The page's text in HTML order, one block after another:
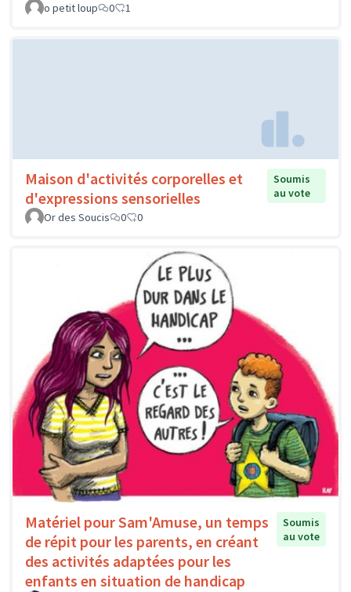
o petit loup
0 1
Maison d'activités corporelles et
d'expressions sensorielles
Soumis
au vote
Or des Soucis
0 0
Matériel pour Sam'Amuse, un temps
de répit pour les parents, en créant
des activités adaptées pour les
enfants en situation de handicap
Soumis
au vote